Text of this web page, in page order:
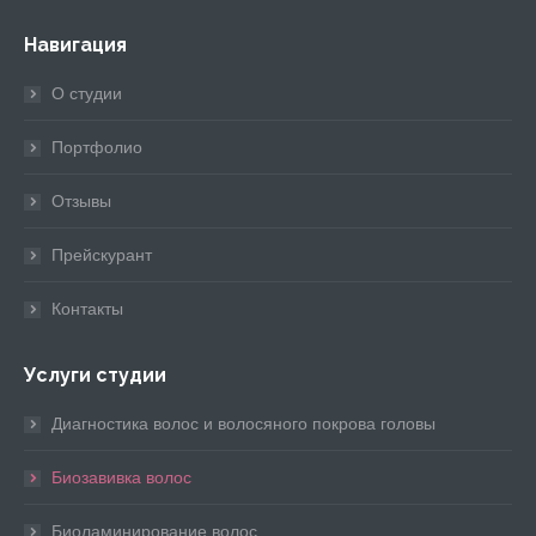
opens
window
opens
window
opens
window
Навигация
О студии
Портфолио
Отзывы
Прейскурант
Контакты
Услуги студии
Диагностика волос и волосяного покрова головы
Биозавивка волос
Биоламинирование волос